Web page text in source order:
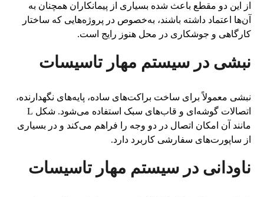
از این دو مقطع باعث شده بسیاری از پیمانکاران همچنان به
آن‌ها اعتماد داشته باشند، به‌خصوص در پروژه‌هایی که ساختار
کارگاهی و جوشکاری در محل هنوز رایج است.
نبشی در سیستم مهار تاسیسات
نبشی معمولاً برای ساخت براکت‌های ساده، پایه‌های نگهدارنده،
اتصالات گوشه‌ای و قاب‌های سبک استفاده می‌شود. شکل L
مانند آن امکان اتصال در دو وجه را فراهم می‌کند و در بسیاری
از ساپورت‌های سفارشی کاربرد دارد.
ناودانی در سیستم مهار تاسیسات